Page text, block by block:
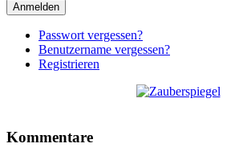
Anmelden
Passwort vergessen?
Benutzername vergessen?
Registrieren
Kommentare